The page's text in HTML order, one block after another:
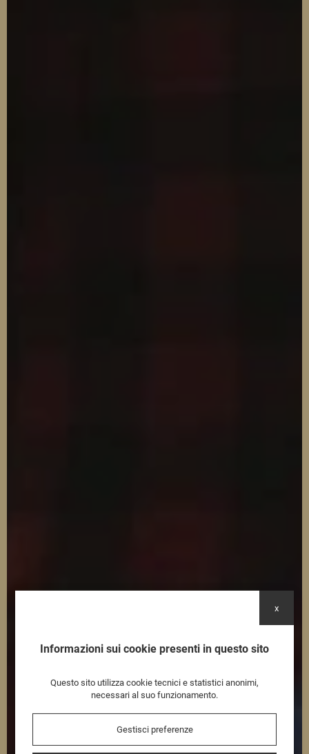
Informazioni sui cookie presenti in questo sito
Questo sito utilizza cookie tecnici e statistici anonimi,
necessari al suo funzionamento.
Gestisci preferenze
x